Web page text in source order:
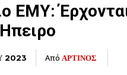
ΕΜΥ:
2023 Από ΑΡΤΙΝΟΣ